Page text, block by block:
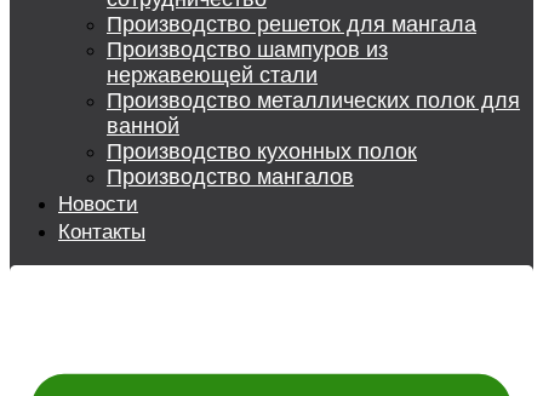
Производство решеток для мангала
Производство шампуров из
нержавеющей стали
Производство металлических полок для
ванной
Производство кухонных полок
Производство мангалов
Новости
Контакты